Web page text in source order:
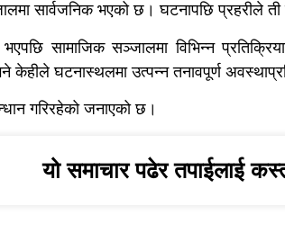
सार्वजनिक भएको छ। घटनापछि प्रहरीले
भएपछि सामाजिक सञ्जालमा विभिन्न
केहीले घटनास्थलमा उत्पन्न तनावपूर्ण
गरिरहेको जनाएको छ।
यो समाचार पढेर तपाईलाई